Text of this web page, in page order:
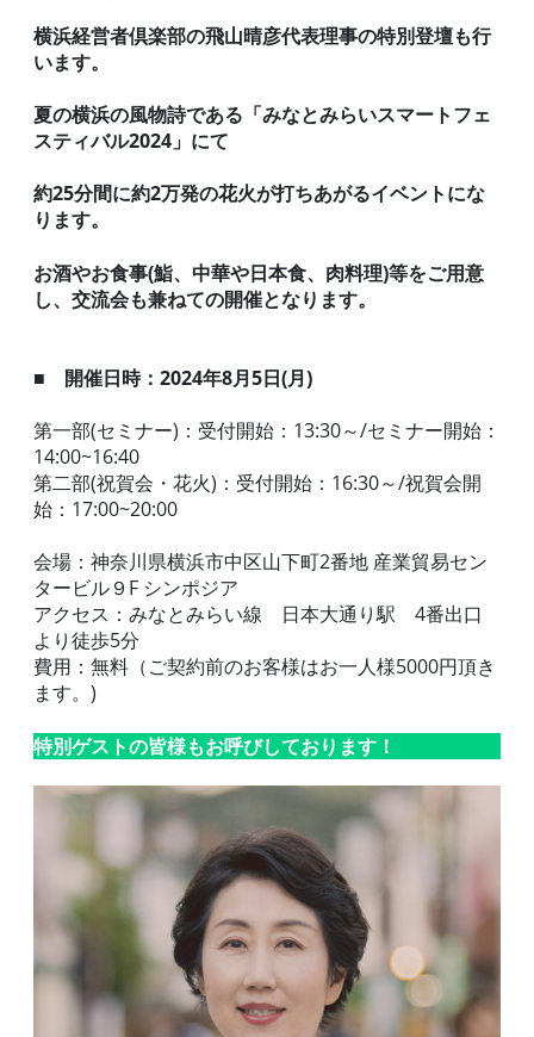
横浜経営者倶楽部の飛山晴彦代表理事の特別登壇も行
います。
夏の横浜の風物詩である「みなとみらいスマートフェ
スティバル2024 」にて
約25分間に約2万発の花火が打ちあがるイベントにな
ります。
お酒やお食事(鮨、中華や日本食、肉料理)等をご用意
し、交流会も兼ねての開催となります。
■ 開催日時：2024年8月5日(月)
第一部(セミナー)：受付開始：13:30～/セミナー開始：
14:00~16:40
第二部(祝賀会・花火)：受付開始：16:30～/祝賀会開
始：17:00~20:00
会場：神奈川県横浜市中区山下町2番地 産業貿易セン
タービル９F シンポジア
アクセス：みなとみらい線 日本大通り駅 4番出口
より徒歩5分
費用：無料（ご契約前のお客様はお一人様5000円頂き
ます。)
特別ゲストの皆様もお呼びしております！